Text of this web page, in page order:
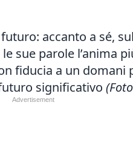
accanto a sé,
sue parole l’anima
fiducia a un
significativo